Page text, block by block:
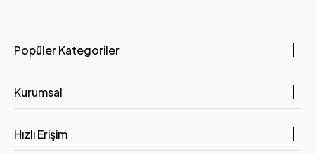
Popüler Kategoriler
Kurumsal
Hızlı Erişim